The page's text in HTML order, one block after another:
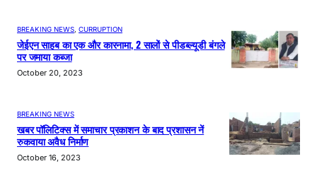
BREAKING NEWS, CURRUPTION
जेईएन साहब का एक और कारनामा, 2 सालों से पीडब्ल्यूडी बंगले
पर जमाया कब्जा
October 20, 2023
BREAKING NEWS
खबर पॉलिटिक्स में समाचार प्रकाशन के बाद प्रशासन नें
रुकवाया अवैध निर्माण
October 16, 2023